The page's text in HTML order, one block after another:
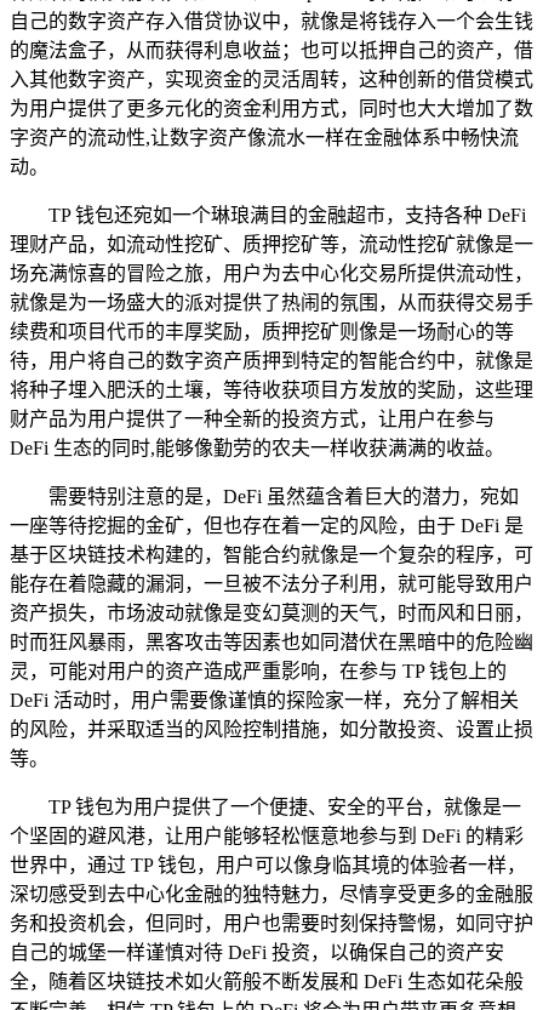
自己的数字资产存入借贷协议中，就像是将钱存入一个会生钱
的魔法盒子，从而获得利息收益；也可以抵押自己的资产，借
入其他数字资产，实现资金的灵活周转，这种创新的借贷模式
为用户提供了更多元化的资金利用方式，同时也大大增加了数
字资产的流动性,让数字资产像流水一样在金融体系中畅快流
动。
TP 钱包还宛如一个琳琅满目的金融超市，支持各种 DeFi
理财产品，如流动性挖矿、质押挖矿等，流动性挖矿就像是一
场充满惊喜的冒险之旅，用户为去中心化交易所提供流动性，
就像是为一场盛大的派对提供了热闹的氛围，从而获得交易手
续费和项目代币的丰厚奖励，质押挖矿则像是一场耐心的等
待，用户将自己的数字资产质押到特定的智能合约中，就像是
将种子埋入肥沃的土壤，等待收获项目方发放的奖励，这些理
财产品为用户提供了一种全新的投资方式，让用户在参与
DeFi 生态的同时,能够像勤劳的农夫一样收获满满的收益。
需要特别注意的是，DeFi 虽然蕴含着巨大的潜力，宛如
一座等待挖掘的金矿，但也存在着一定的风险，由于 DeFi 是
基于区块链技术构建的，智能合约就像是一个复杂的程序，可
能存在着隐藏的漏洞，一旦被不法分子利用，就可能导致用户
资产损失，市场波动就像是变幻莫测的天气，时而风和日丽，
时而狂风暴雨，黑客攻击等因素也如同潜伏在黑暗中的危险幽
灵，可能对用户的资产造成严重影响，在参与 TP 钱包上的
DeFi 活动时，用户需要像谨慎的探险家一样，充分了解相关
的风险，并采取适当的风险控制措施，如分散投资、设置止损
等。
TP 钱包为用户提供了一个便捷、安全的平台，就像是一
个坚固的避风港，让用户能够轻松惬意地参与到 DeFi 的精彩
世界中，通过 TP 钱包，用户可以像身临其境的体验者一样，
深切感受到去中心化金融的独特魅力，尽情享受更多的金融服
务和投资机会，但同时，用户也需要时刻保持警惕，如同守护
自己的城堡一样谨慎对待 DeFi 投资，以确保自己的资产安
全，随着区块链技术如火箭般不断发展和 DeFi 生态如花朵般